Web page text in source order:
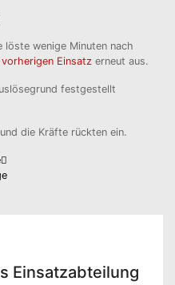
löste wenige Minuten nach
vorherigen Einsatz erneut aus.
festgestellt
die Kräfte rückten ein.
Einsatzabteilung